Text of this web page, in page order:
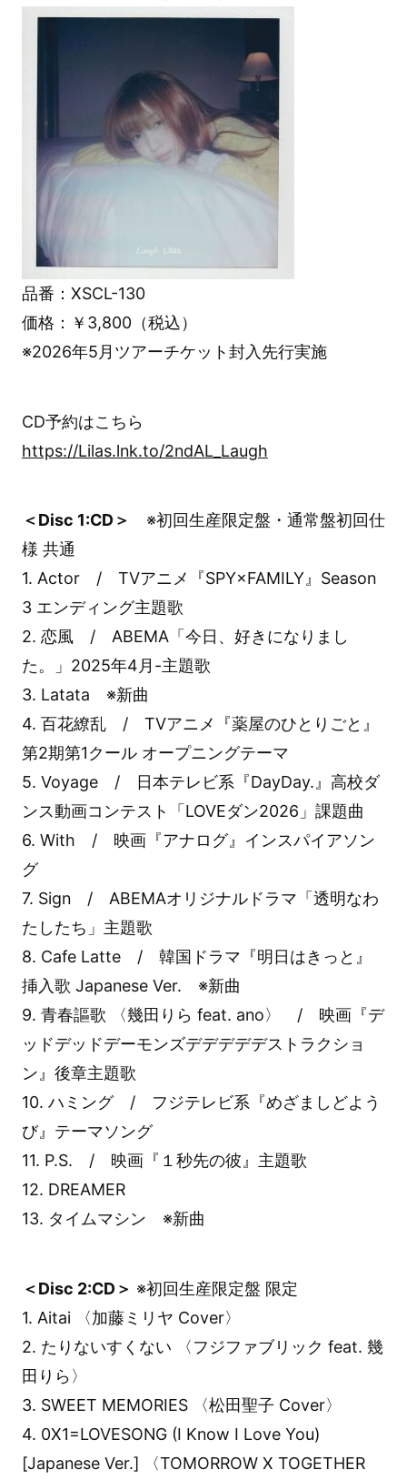
品番：XSCL-130
価格：￥3,800（税込）
※2026年5月ツアーチケット封入先行実施
CD予約はこちら
https://Lilas.lnk.to/2ndAL_Laugh
＜Disc 1:CD＞
※初回生産限定盤・通常盤初回仕
様 共通
1. Actor / TVアニメ『SPY×FAMILY』Season
3 エンディング主題歌
2. 恋風 / ABEMA「今日、好きになりまし
た。」2025年4月-主題歌
3. Latata ※新曲
4. 百花繚乱 / TVアニメ『薬屋のひとりごと』
第2期第1クール オープニングテーマ
5. Voyage / 日本テレビ系『DayDay.』高校ダ
ンス動画コンテスト「LOVEダン2026」課題曲
6. With / 映画『アナログ』インスパイアソン
グ
7. Sign / ABEMAオリジナルドラマ「透明なわ
たしたち」主題歌
8. Cafe Latte / 韓国ドラマ『明日はきっと』
挿入歌 Japanese Ver. ※新曲
9. 青春謳歌 〈幾田りら feat. ano〉 / 映画『デ
ッドデッドデーモンズデデデデデストラクショ
ン』後章主題歌
10. ハミング / フジテレビ系『めざましどよう
び』テーマソング
11. P.S. / 映画『１秒先の彼』主題歌
12. DREAMER
13. タイムマシン ※新曲
＜Disc 2:CD＞ ※初回生産限定盤 限定
1. Aitai 〈加藤ミリヤ Cover〉
2. たりないすくない 〈フジファブリック feat. 幾
田りら〉
3. SWEET MEMORIES 〈松田聖子 Cover〉
4. 0X1=LOVESONG (I Know I Love You)
[Japanese Ver.] 〈TOMORROW X TOGETHER